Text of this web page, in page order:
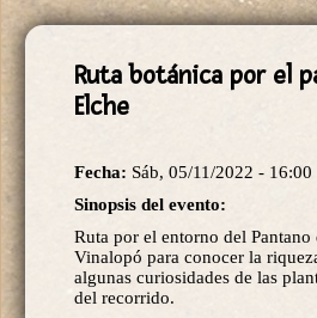
Ruta botánica por el
Elche
Fecha: Sáb, 05/11/2022 - 16:00
Sinopsis del evento:
Ruta por el entorno del
Vinalopó para conocer la
algunas curiosidades de las
del recorrido.